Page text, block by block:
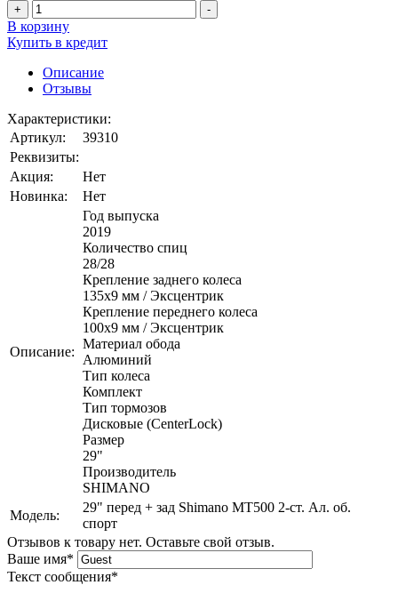
+ -
В корзину
Купить в кредит
Описание
Отзывы
Характеристики:
Артикул:
39310
Реквизиты:
Акция:
Нет
Новинка:
Нет
Описание:
Год выпуска
2019
Количество спиц
28/28
Крепление заднего колеса
135x9 мм / Эксцентрик
Крепление переднего колеса
100x9 мм / Эксцентрик
Материал обода
Алюминий
Тип колеса
Комплект
Тип тормозов
Дисковые (CenterLock)
Размер
29"
Производитель
SHIMANO
Модель:
29" перед + зад Shimano MT500 2-ст. Ал. об.
спорт
Отзывов к товару нет. Оставьте свой отзыв.
Ваше имя*
Текст сообщения*